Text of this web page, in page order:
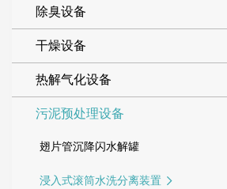
除臭设备
干燥设备
热解气化设备
污泥预处理设备
翅片管沉降闪水解罐
浸入式滚筒水洗分离装置